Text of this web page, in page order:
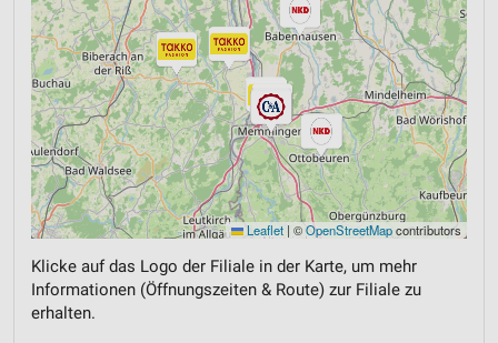
Leaflet | ©OpenStreetMapcontributors
Klicke auf das Logo der Filiale in der Karte, um mehr
Informationen (Öffnungszeiten & Route) zur Filiale zu
erhalten.